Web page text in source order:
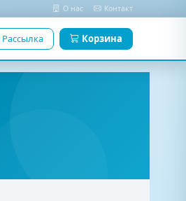
О нас Контакт
Рассылка Корзина